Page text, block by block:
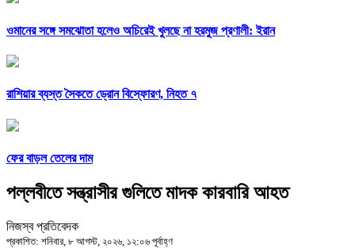
ওমানের সঙ্গে সমঝোতা হলেও অচিরেই খুলছে না হরমুজ প্রণালী: ইরান
রাশিয়ার ব্যস্ত সৈকতে ড্রোন বিস্ফোরণ, নিহত ৭
ফের বাড়ল তেলের দাম
পল্লবীতে সন্ত্রাসীর গুলিতে মাদক কারবারি আহত
নিজস্ব প্রতিবেদক
প্রকাশিত: শনিবার, ৮ আগস্ট, ২০২৬, ১২:০৬ পূর্বাহ্ণ